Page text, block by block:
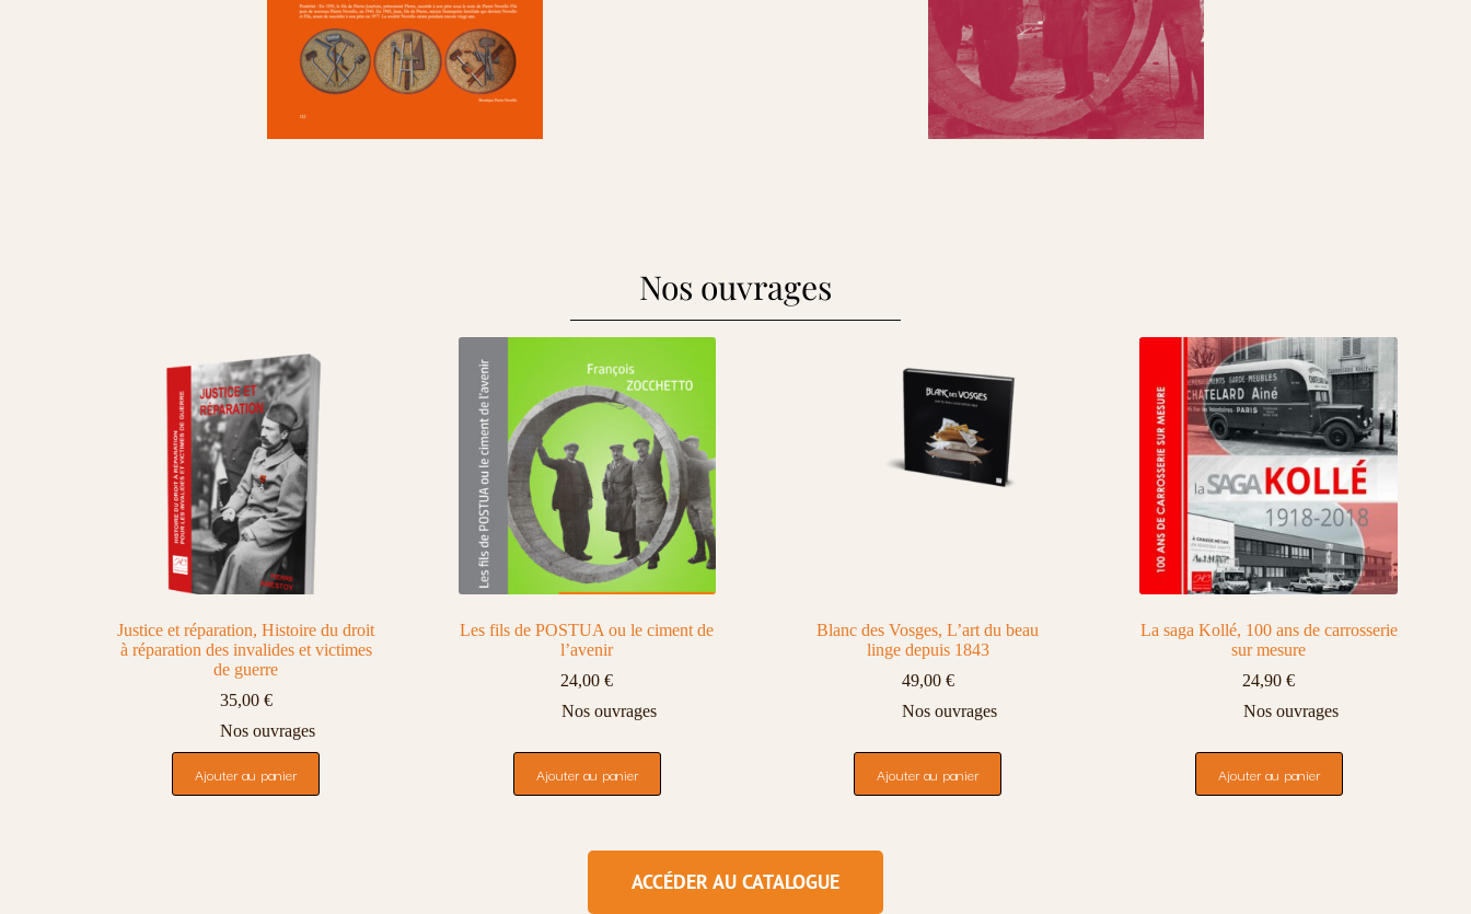
Nos ouvrages
Justice et réparation, Histoire du droit
à réparation des invalides et victimes
de guerre
35,00 €
Nos ouvrages
Ajouter au panier
Les fils de POSTUA ou le ciment de
l’avenir
24,00€
Nos ouvrages
Ajouter au panier
Blanc des Vosges, L’art du beau
linge depuis 1843
49,00 €
Nos ouvrages
Ajouter au panier
La saga Kollé, 100 ans de carrosserie
sur mesure
24,90€
Nos ouvrages
Ajouter au panier
ACCÉDER AU CATALOGUE